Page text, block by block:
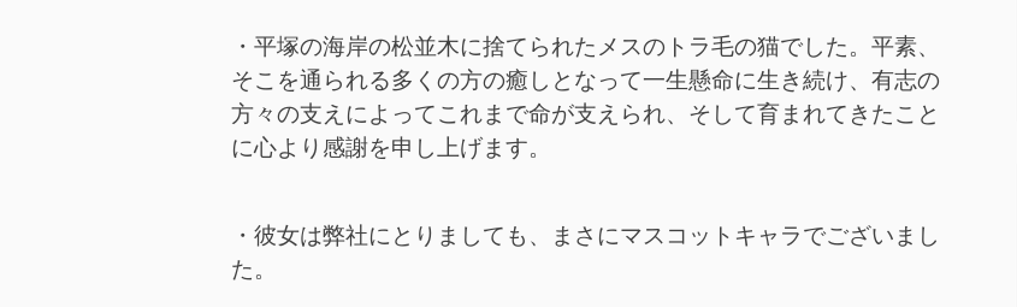
・平塚の海岸の松並木に捨てられたメスのトラ毛の猫でした。平素、
そこを通られる多くの方の癒しとなって一生懸命に生き続け、有志の
方々の支えによってこれまで命が支えられ、そして育まれてきたこと
に心より感謝を申し上げます。
・彼女は弊社にとりましても、まさにマスコットキャラでございまし
た。